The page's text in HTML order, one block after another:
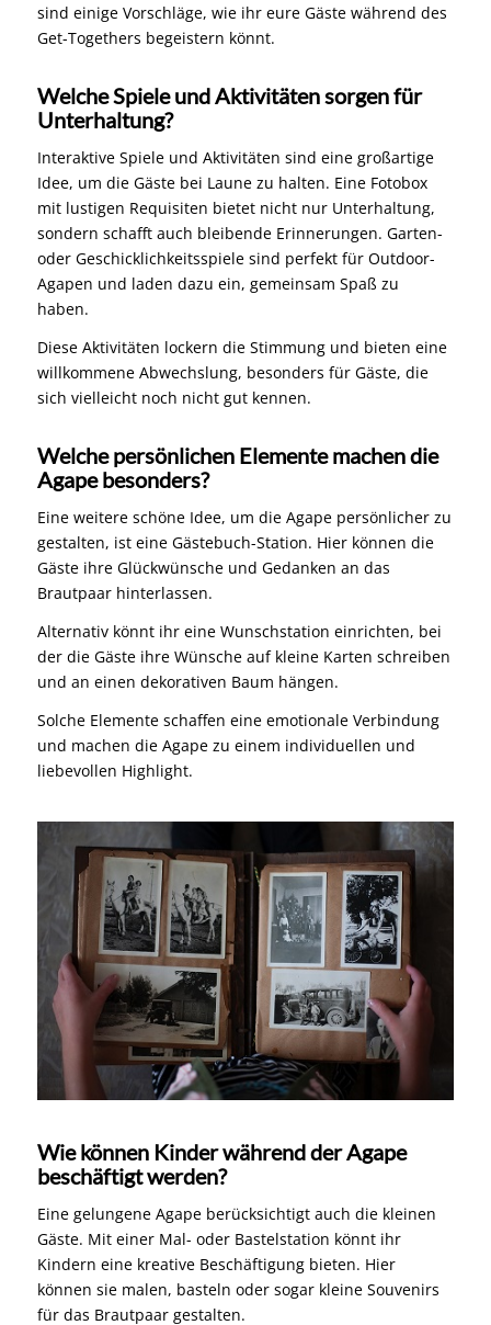
sind einige Vorschläge, wie ihr eure Gäste während des
Get-Togethers begeistern könnt.
Welche Spiele und Aktivitäten sorgen für
Unterhaltung?
Interaktive Spiele und Aktivitäten sind eine großartige
Idee, um die Gäste bei Laune zu halten. Eine Fotobox
mit lustigen Requisiten bietet nicht nur Unterhaltung,
sondern schafft auch bleibende Erinnerungen. Garten-
oder Geschicklichkeitsspiele sind perfekt für Outdoor-
Agapen und laden dazu ein, gemeinsam Spaß zu
haben.
Diese Aktivitäten lockern die Stimmung und bieten eine
willkommene Abwechslung, besonders für Gäste, die
sich vielleicht noch nicht gut kennen.
Welche persönlichen Elemente machen die
Agape besonders?
Eine weitere schöne Idee, um die Agape persönlicher zu
gestalten, ist eine Gästebuch-Station. Hier können die
Gäste ihre Glückwünsche und Gedanken an das
Brautpaar hinterlassen.
Alternativ könnt ihr eine Wunschstation einrichten, bei
der die Gäste ihre Wünsche auf kleine Karten schreiben
und an einen dekorativen Baum hängen.
Solche Elemente schaffen eine emotionale Verbindung
und machen die Agape zu einem individuellen und
liebevollen Highlight.
Wie können Kinder während der Agape
beschäftigt werden?
Eine gelungene Agape berücksichtigt auch die kleinen
Gäste. Mit einer Mal- oder Bastelstation könnt ihr
Kindern eine kreative Beschäftigung bieten. Hier
können sie malen, basteln oder sogar kleine Souvenirs
für das Brautpaar gestalten.